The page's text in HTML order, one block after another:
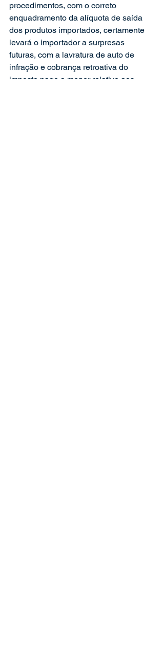
procedimentos, com o correto
enquadramento da alíquota de saída
dos produtos importados, certamente
levará o importador a surpresas
futuras, com a lavratura de auto de
infração e cobrança retroativa do
imposto pago a menor relativo aos